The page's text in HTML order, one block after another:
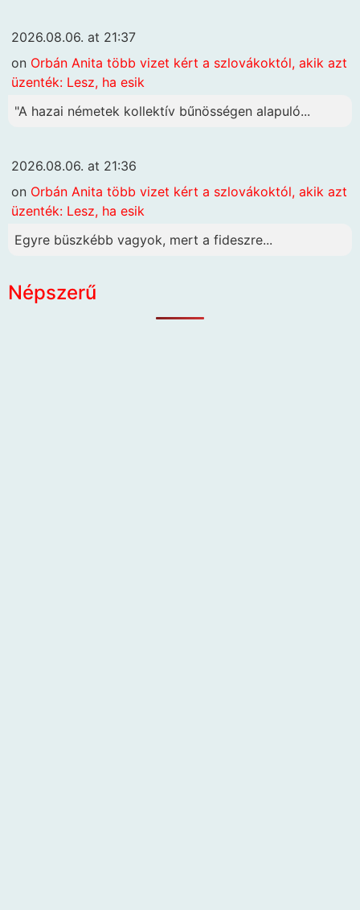
2026.08.06. at 21:37
on Orbán Anita több vizet kért a szlovákoktól, akik azt
üzenték: Lesz, ha esik
"A hazai németek kollektív bűnösségen alapuló...
2026.08.06. at 21:36
on Orbán Anita több vizet kért a szlovákoktól, akik azt
üzenték: Lesz, ha esik
Egyre büszkébb vagyok, mert a fideszre...
Népszerű